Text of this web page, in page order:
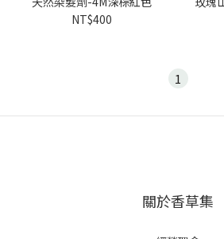
NT$400
1
關於香草集